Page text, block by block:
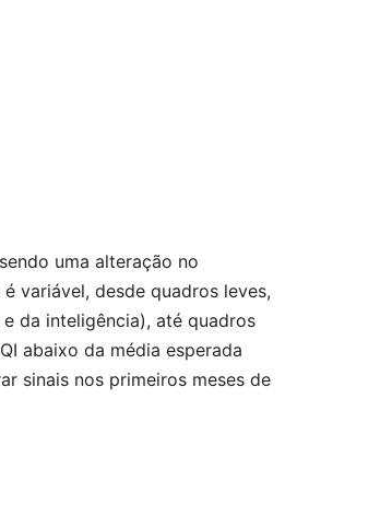
uma alteração no
variável, desde quadros leves,
da inteligência), até quadros
abaixo da média esperada
sinais nos primeiros meses de